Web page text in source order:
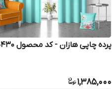
پرده چاپی هازان - کد محصول 20430
1,385,000